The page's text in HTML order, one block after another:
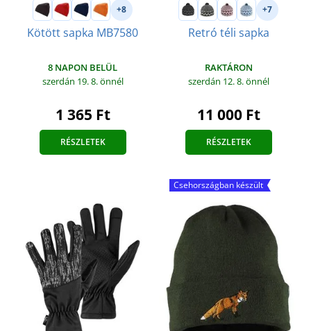
+8
Kötött sapka MB7580
8 NAPON BELÜL
szerdán 19. 8.önnél
1 365 Ft
RÉSZLETEK
+7
Retró téli sapka
RAKTÁRON
szerdán 12. 8.önnél
11 000 Ft
RÉSZLETEK
Csehországban készült